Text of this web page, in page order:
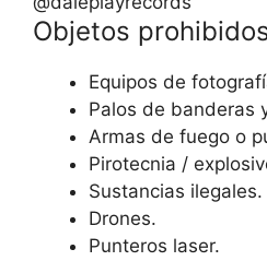
Objetos
Equipos de
Palos de banderas
Armas de fuego o
Pirotecnia /
Sustancias ilegales.
Drones.
Punteros laser.